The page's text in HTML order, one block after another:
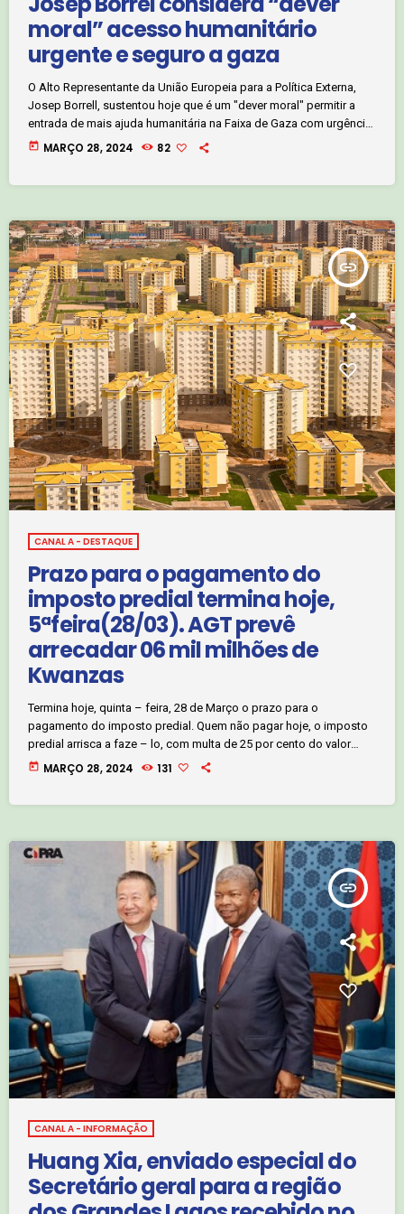
moral” acesso humanitário
urgente e seguro a gaza
O Alto Representante da União Europeia para a Política Externa,
Josep Borrell, sustentou hoje que é um "dever moral" permitir a
entrada de mais ajuda humanitária na Faixa de Gaza com urgência
e segurança. O Conselho Europeu e o Conselho de Segurança das
today MARÇO 28, 2024 82
insert_link
CANAL A - DESTAQUE
Prazo para o pagamento do
imposto predial termina hoje,
5ªfeira(28/03). AGT prevê
arrecadar 06 mil milhões de
Kwanzas
Termina hoje, quinta – feira, 28 de Março o prazo para o
pagamento do imposto predial. Quem não pagar hoje, o imposto
predial arrisca a faze – lo, com multa de 25 por cento do valor
total a pagar. Manuel Prudêncio, técnico da AGT, esclarece que os
contribuintes tiveram três meses, para regularizar o imposto e que
today MARÇO 28, 2024 131
insert_link
CANAL A - INFORMAÇÃO
Huang Xia, enviado especial do
Secretário geral para a região